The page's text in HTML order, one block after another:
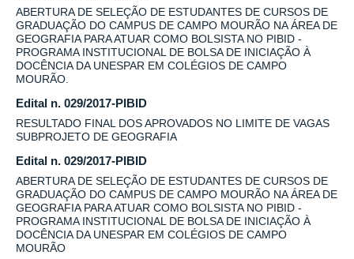
ABERTURA DE SELEÇÃO DE ESTUDANTES DE CURSOS DE
GRADUAÇÃO DO CAMPUS DE CAMPO MOURÃO NA ÁREA DE
GEOGRAFIA PARA ATUAR COMO BOLSISTA NO PIBID -
PROGRAMA INSTITUCIONAL DE BOLSA DE INICIAÇÃO À
DOCÊNCIA DA UNESPAR EM COLÉGIOS DE CAMPO
MOURÃO.
Edital n. 029/2017-PIBID
RESULTADO FINAL DOS APROVADOS NO LIMITE DE VAGAS
SUBPROJETO DE GEOGRAFIA
Edital n. 029/2017-PIBID
ABERTURA DE SELEÇÃO DE ESTUDANTES DE CURSOS DE
GRADUAÇÃO DO CAMPUS DE CAMPO MOURÃO NA ÁREA DE
GEOGRAFIA PARA ATUAR COMO BOLSISTA NO PIBID -
PROGRAMA INSTITUCIONAL DE BOLSA DE INICIAÇÃO À
DOCÊNCIA DA UNESPAR EM COLÉGIOS DE CAMPO
MOURÃO